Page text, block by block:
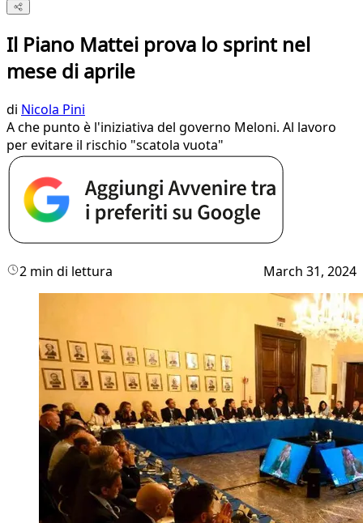
Il Piano Mattei prova lo sprint nel
mese di aprile
di Nicola Pini
A che punto è l'iniziativa del governo Meloni. Al lavoro
per evitare il rischio "scatola vuota"
2 min di lettura March 31, 2024